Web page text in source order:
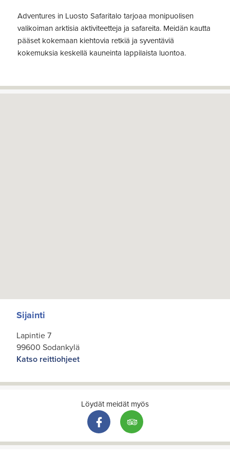
Adventures in Luosto Safaritalo tarjoaa monipuolisen
valikoiman arktisia aktiviteetteja ja safareita. Meidän kautta
pääset kokemaan kiehtovia retkiä ja syventäviä
kokemuksia keskellä kauneinta lappilaista luontoa.
Sijainti
Lapintie 7
99600 Sodankylä
Katso reittiohjeet
Löydät meidät myös